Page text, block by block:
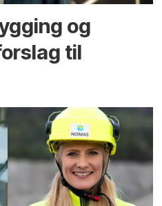
og
til